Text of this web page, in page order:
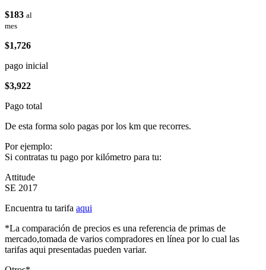
$183 al
mes
$1,726
pago inicial
$3,922
Pago total
De esta forma solo pagas por los km que recorres.
Por ejemplo:
Si contratas tu pago por kilómetro para tu:
Attitude
SE 2017
Encuentra tu tarifa aqui
*La comparación de precios es una referencia de primas de
mercado,tomada de varios compradores en línea por lo cual las
tarifas aqui presentadas pueden variar.